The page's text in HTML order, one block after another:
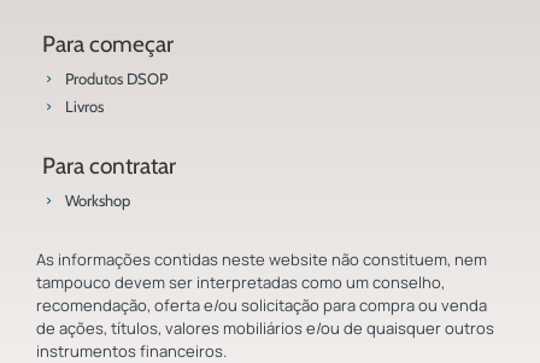
Para começar
Produtos DSOP
Livros
Para contratar
Workshop
As informações contidas neste website não constituem, nem
tampouco devem ser interpretadas como um conselho,
recomendação, oferta e/ou solicitação para compra ou venda
de ações, títulos, valores mobiliários e/ou de quaisquer outros
instrumentos financeiros.